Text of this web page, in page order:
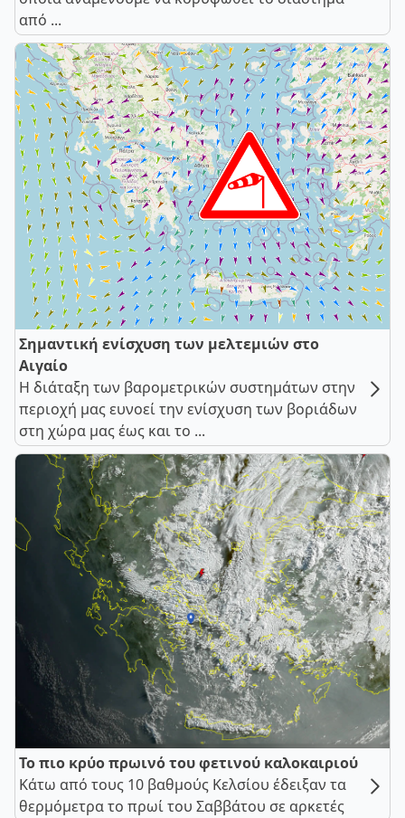
από ...
Σημαντική ενίσχυση των μελτεμιών στο
Αιγαίο
Η διάταξη των βαρομετρικών συστημάτων στην
περιοχή μας ευνοεί την ενίσχυση των βοριάδων
στη χώρα μας έως και το ...
Το πιο κρύο πρωινό του φετινού καλοκαιριού
Κάτω από τους 10 βαθμούς Κελσίου έδειξαν τα
θερμόμετρα το πρωί του Σαββάτου σε αρκετές